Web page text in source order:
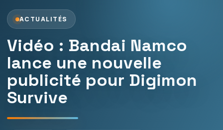
ACTUALITÉS
Vidéo : Bandai Namco
lance une nouvelle
publicité pour Digimon
Survive